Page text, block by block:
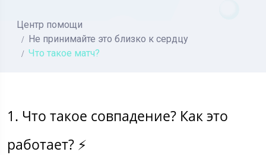
Центр помощи
Не принимайте это близко к сердцу
Что такое матч?
1. Что такое совпадение? Как это
работает? ⚡